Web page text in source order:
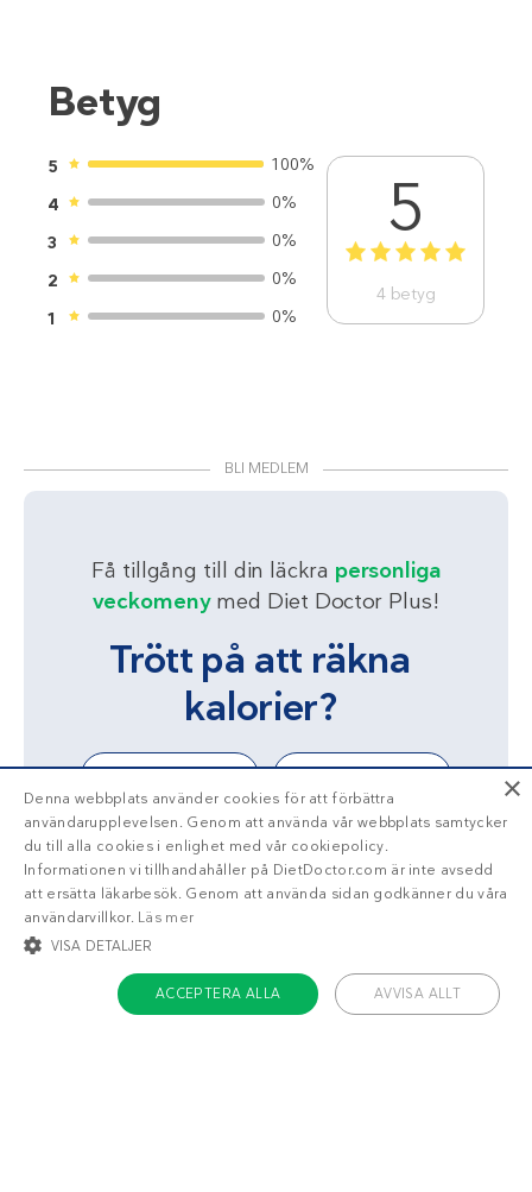
Betyg
5
100%
4
0%
3
0%
2
0%
1
0%
5
1 2 3 4 5
4 betyg
BLI MEDLEM
Få tillgång till din läckra personliga
veckomenymed Diet Doctor Plus!
Trött på att räkna
kalorier?
Ja! Berätta mer ×
Denna webbplats använder cookies för att förbättra
användarupplevelsen. Genom att använda vår webbplats samtycker
du till alla cookies i enlighet med vår cookiepolicy.
Informationen vi tillhandahåller på DietDoctor.com är inte avsedd
att ersätta läkarbesök. Genom att använda sidan godkänner du våra
användarvillkor. Läs mer
VISA DETALJER
ACCEPTERA ALLA AVVISA ALLT